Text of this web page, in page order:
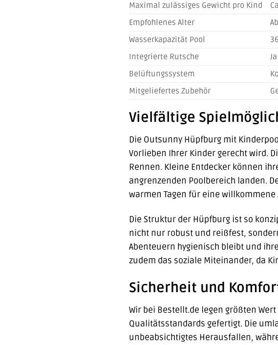
Maximal zulässiges Gewicht pro Kind
Empfohlenes Alter
Wasserkapazität Pool
Integrierte Rutsche
Belüftungssystem
Mitgeliefertes Zubehör
Vielfältige
Die Outsunny Hüpfburg mit
Vorlieben Ihrer Kinder gerecht wird.
Rennen. Kleine Entdecker können
angrenzenden Poolbereich landen.
warmen Tagen für eine willkommene
Die Struktur der Hüpfburg ist so
nicht nur robust und reißfest,
Abenteuern hygienisch bleibt und
zudem das soziale Miteinander, da
Sicherheit und
Wir bei Bestellt.de legen größten
Qualitätsstandards gefertigt. Die
unbeabsichtigtes Herausfallen,